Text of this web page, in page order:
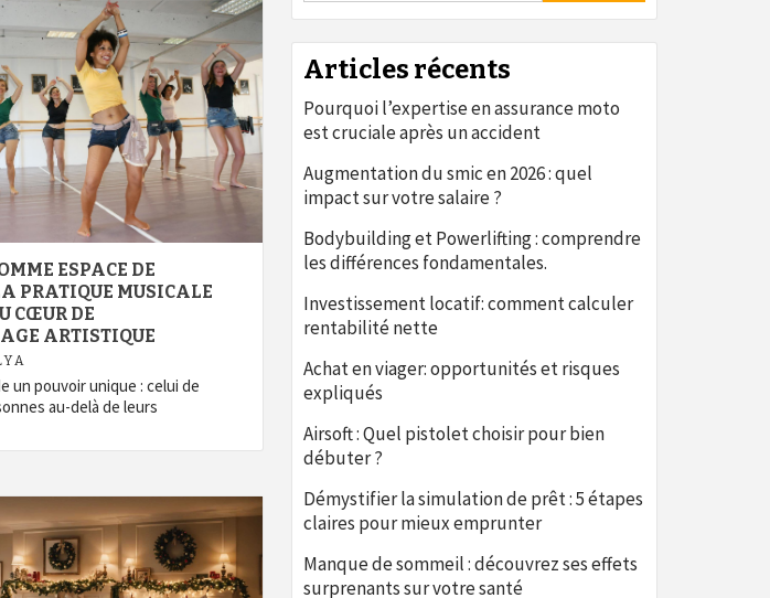
ESPACE DE
PRATIQUE MUSICALE
CŒUR DE
ARTISTIQUE
Y A
un pouvoir unique : celui de
au-delà de leurs
Articles récents
Pourquoi l’expertise en assurance moto
est cruciale après un accident
Augmentation du smic en 2026 : quel
impact sur votre salaire ?
Bodybuilding et Powerlifting : comprendre
les différences fondamentales.
Investissement locatif: comment calculer
rentabilité nette
Achat en viager: opportunités et risques
expliqués
Airsoft : Quel pistolet choisir pour bien
débuter ?
Démystifier la simulation de prêt : 5 étapes
claires pour mieux emprunter
Manque de sommeil : découvrez ses effets
surprenants sur votre santé